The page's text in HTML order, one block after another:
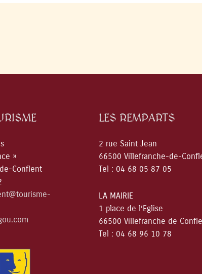
»
Conflent
LES REMPARTS
2 rue Saint Jean
66500 Villefranche-de-
Tel : 04 68 05 87 05
LA MAIRIE
1 place de l’Eglise
66500 Villefranche de
Tel : 04 68 96 10 78